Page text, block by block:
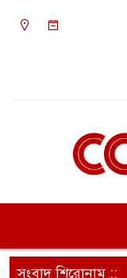
সংবাদ শিরোনাম ::